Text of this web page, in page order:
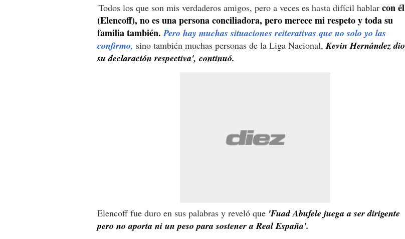
'Todos los que son mis verdaderos amigos, pero a veces es hasta difícil hablar con él
(Elencoff), no es una persona conciliadora, pero merece mi respeto y toda su
familia también.Pero hay muchas situaciones reiterativas que no solo yo las
confirmo, sino también muchas personas de la Liga Nacional,Kevin Hernández dio
su declaración respectiva', continuó.
Elencoff fue duro en sus palabras y reveló que 'Fuad Abufele juega a ser dirigente
pero no aporta ni un peso para sostener a Real España'.